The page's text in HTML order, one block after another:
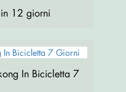
12 giorni
In Bicicletta 7